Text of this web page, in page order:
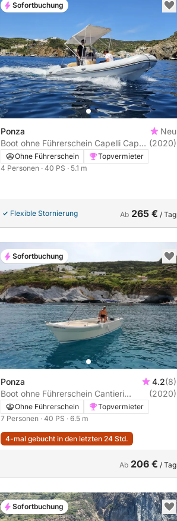
Ponza
Neu
Boot ohne Führerschein Capelli Capelli
Tempest 40PS
(2020)
Ohne Führerschein
Topvermieter
4 Personen · 40 PS · 5.1 m
Flexible Stornierung Ab 265 € / Tag
Sofortbuchung
Ponza 4.2(8)
Boot ohne Führerschein Cantieri
Lancia Sermoneta 40PS
(2020)
Ohne Führerschein
Topvermieter
7 Personen · 40 PS · 6.5 m
4-mal gebucht in den letzten 24 Std.
Ab 206 € / Tag
Sofortbuchung
Sofortbuchung